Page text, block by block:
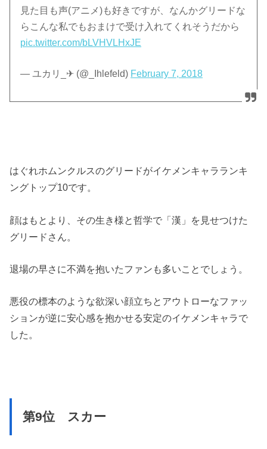
見た目も声(アニメ)も好きですが、なんかグリードな
らこんな私でもおまけで受け入れてくれそうだから
pic.twitter.com/bLVHVLHxJE
— ユカリ_✈︎ (@_Ihlefeld) February 7, 2018
はぐれホムンクルスのグリードがイケメンキャラランキ
ングトップ10です。
顔はもとより、その生き様と哲学で「漢」を見せつけた
グリードさん。
退場の早さに不満を抱いたファンも多いことでしょう。
悪役の標本のような欲深い顔立ちとアウトローなファッ
ションが逆に安心感を抱かせる安定のイケメンキャラで
した。
第9位 スカー